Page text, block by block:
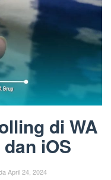
di WA
iOS
April 24, 2024